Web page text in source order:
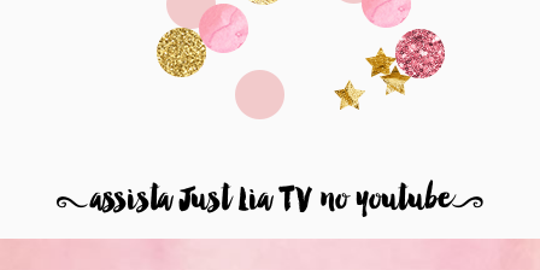
8assista Just Lia TV no youtube9